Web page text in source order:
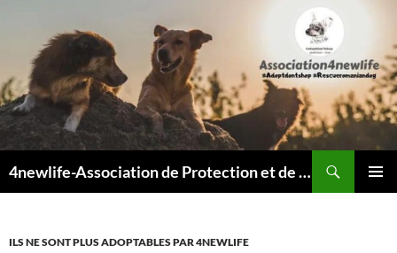
4newlife-Association de Protection et de défense animale. Loi de 1908
ILS NE SONT PLUS ADOPTABLES PAR 4NEWLIFE